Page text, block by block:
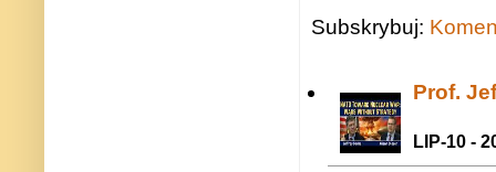
Subskrybuj:
Prof.
LIP-10 -